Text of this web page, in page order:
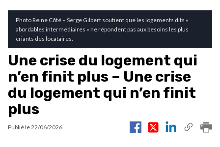
Photo Reine Côté – Serge Gilbert soutient que les logements dits «
abordables intermédiaires » ne répondent pas aux besoins les plus
criants des locataires.
Une crise du logement qui
n’en finit plus – Une crise
du logement qui n’en finit
plus
Publié le22/06/2026